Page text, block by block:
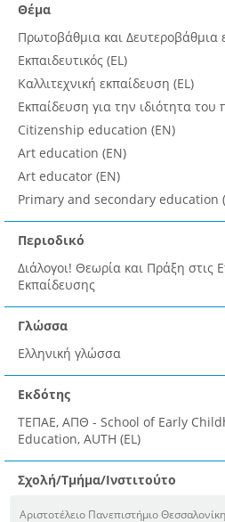
Θέμα
Πρωτοβάθμια και Δευτεροβάθμια
Εκπαιδευτικός (EL)
Καλλιτεχνική εκπαίδευση (EL)
Εκπαίδευση για την ιδιότητα του
Citizenship education (EN)
Art education (EN)
Art educator (EN)
Primary and secondary education
Περιοδικό
Διάλογοι! Θεωρία και Πράξη στις
Εκπαίδευσης
Γλώσσα
Ελληνική γλώσσα
Εκδότης
ΤΕΠΑΕ, ΑΠΘ - School of Early
Education, AUTH (EL)
Σχολή/Τμήμα/Ινστιτούτο
Αριστοτέλειο Πανεπιστήμιο